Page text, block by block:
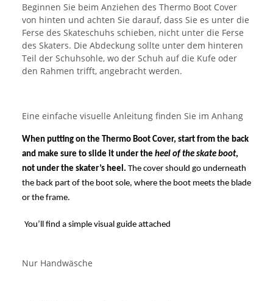
Beginnen Sie beim Anziehen des Thermo Boot Cover
von hinten und achten Sie darauf, dass Sie es unter die
Ferse des Skateschuhs schieben, nicht unter die Ferse
des Skaters. Die Abdeckung sollte unter dem hinteren
Teil der Schuhsohle, wo der Schuh auf die Kufe oder
den Rahmen trifft, angebracht werden.
Eine einfache visuelle Anleitung finden Sie im Anhang
When putting on the Thermo Boot Cover, start from the back
and make sure to slide it under the heel of the skate boot,
not under the skater’s heel. The cover should go underneath
the back part of the boot sole, where the boot meets the blade
or the frame.
You’ll find a simple visual guide attached
Nur Handwäsche